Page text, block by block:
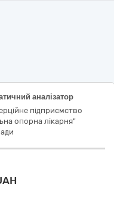
аналізатор
підприємство
опорна лікарня"